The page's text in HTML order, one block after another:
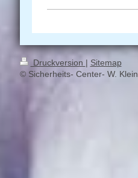
Druckversion | Sitemap
© Sicherheits- Center- W. Klein